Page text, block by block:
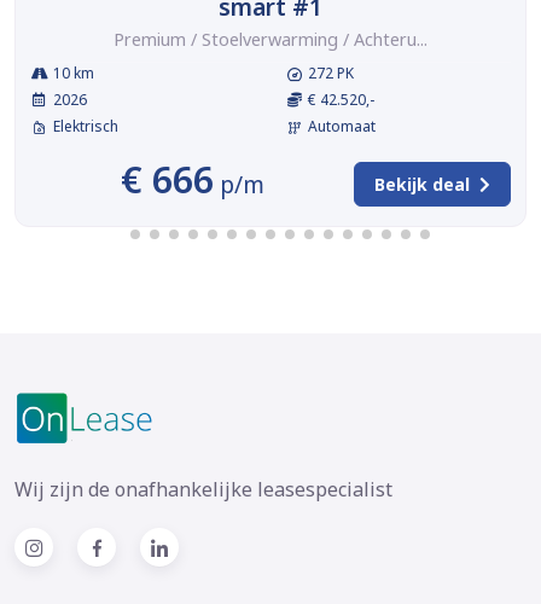
smart #1
Premium / Stoelverwarming / Achteru...
10 km
2026
Elektrisch
272 PK
€ 42.520,-
Automaat
€ 666 p/m Bekijk deal
Wij zijn de onafhankelijke leasespecialist